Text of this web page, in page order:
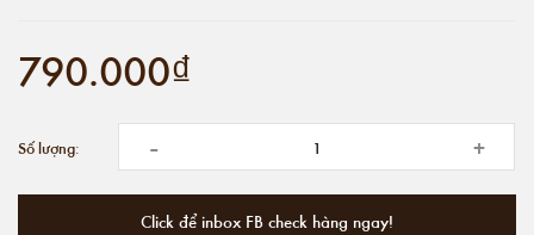
790.000₫
Số lượng: - +
Click để inbox FB check hàng ngay!